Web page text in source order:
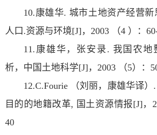
10.康雄华. 城市土地资产经营
人口.资源与环境[J]，2003 （4 ）：
11.康雄华，张安录. 我国农地
析，中国土地科学[J]，2003 （5）：
12.C.Fourie （刘丽，康雄华译
目的的地籍改革, 国土资源情报[J]，
40